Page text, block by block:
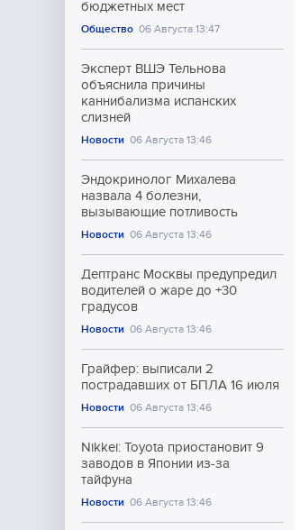
бюджетных мест
Общество 06 Августа 13:47
Эксперт ВШЭ Тельнова
объяснила причины
каннибализма испанских
слизней
Новости 06 Августа 13:46
Эндокринолог Михалева
назвала 4 болезни,
вызывающие потливость
Новости 06 Августа 13:46
Дептранс Москвы предупредил
водителей о жаре до +30
градусов
Новости 06 Августа 13:46
Грайфер: выписали 2
пострадавших от БПЛА 16 июля
Новости 06 Августа 13:46
Nikkei: Toyota приостановит 9
заводов в Японии из-за
тайфуна
Новости 06 Августа 13:46